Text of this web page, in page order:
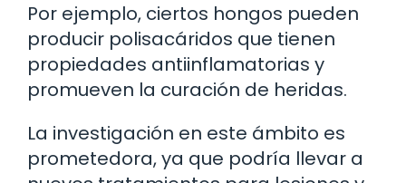
Por ejemplo, ciertos hongos pueden
producir polisacáridos que tienen
propiedades antiinflamatorias y
promueven la curación de heridas.
La investigación en este ámbito es
prometedora, ya que podría llevar a